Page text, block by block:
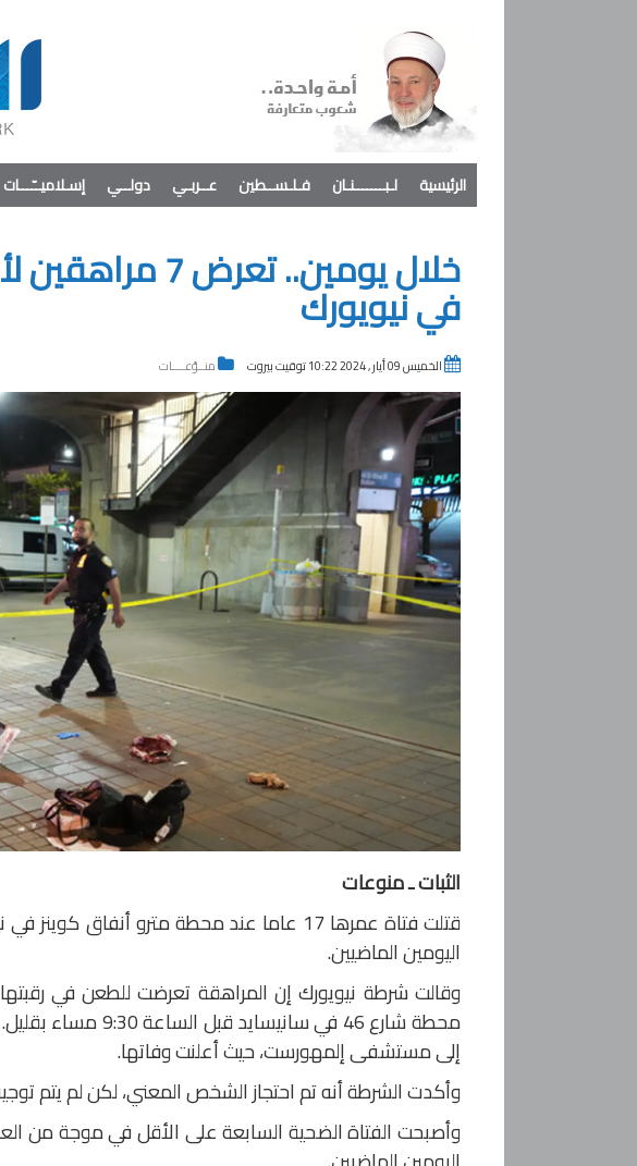
الرئيسية لـبـــــــنـان فـلـســطين عــربـي دولــي إسـلاميــّـــات
خلال يومين..
في نيويورك
الخميس 09 أيار , 2024 10:22 توقيت بيروت منــوّعــــات
الثبات ـ منوعات
قتلت فتاة عمرها 17 عاما عند محطة مترو
اليومين الماضيين.
وقالت شرطة نيويورك إن المراهقة تعرضت للطعن في
محطة شارع 46 في
إلى مستشفى إلمهورست، حيث أعلنت وفاتها.
وأكدت الشرطة أنه تم احتجاز الشخص المعني، لكن لم يتم
وأصبحت الفتاة الضحية السابعة على الأقل في موجة من